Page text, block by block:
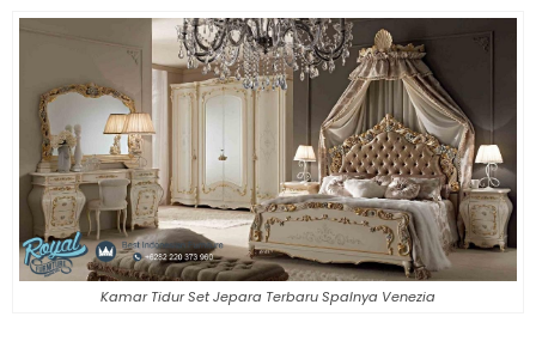
Kamar Tidur Set Jepara Terbaru Spalnya Venezia